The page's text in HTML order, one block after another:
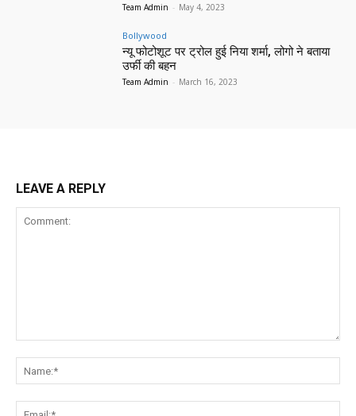
Team Admin - May 4, 2023
Bollywood
न्यू फोटोशूट पर ट्रोल हुई निया शर्मा, लोगो ने बताया
उर्फी की बहन
Team Admin - March 16, 2023
LEAVE A REPLY